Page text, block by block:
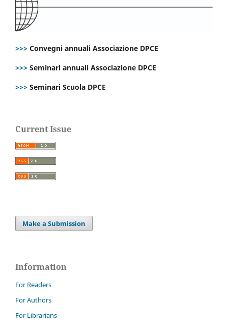
>>> Convegni annuali Associazione DPCE
>>> Seminari annuali Associazione DPCE
>>> Seminari Scuola DPCE
Current Issue
Make a Submission
Information
For Readers
For Authors
For Librarians